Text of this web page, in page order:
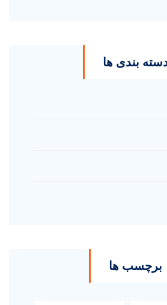
بندی ها
برچسب ها